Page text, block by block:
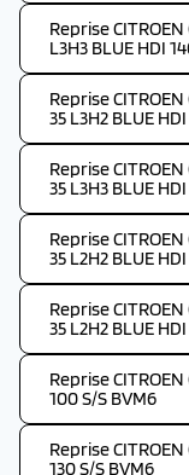
Reprise CITROEN
L3H3 BLUE HDI
Reprise CITROEN
35 L3H2 BLUE
Reprise CITROEN
35 L3H3 BLUE
Reprise CITROEN
35 L2H2 BLUE
Reprise CITROEN
35 L2H2 BLUE
Reprise CITROEN
100 S/S BVM6
Reprise CITROEN
130 S/S BVM6